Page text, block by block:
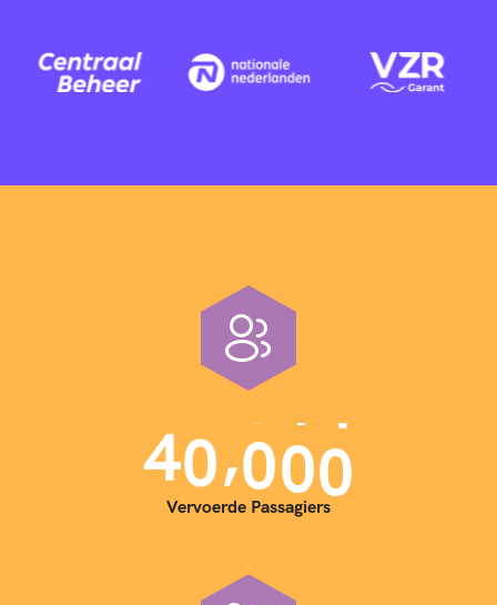
40,000
Vervoerde Passagiers